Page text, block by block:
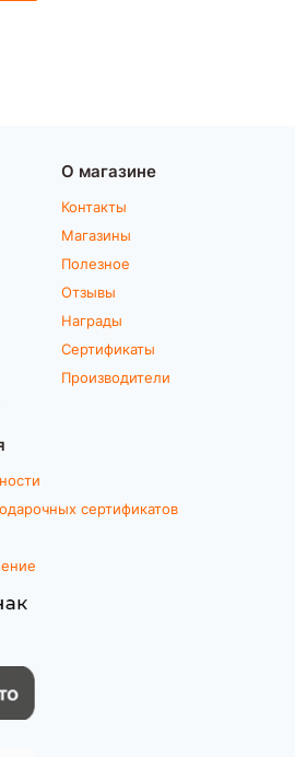
О магазине
Контакты
Магазины
Полезное
Отзывы
Награды
Сертификаты
Производители
сертификатов